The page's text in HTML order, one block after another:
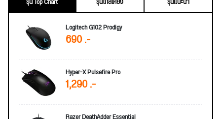
Logitech G102 Prodigy
690 .-
Hyper-X Pulsefire Pro
1,290 .-